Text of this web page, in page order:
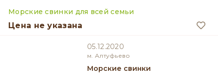
Морские свинки для всей семьи
Цена не указана
05.12.2020
м. Алтуфьево
Морские свинки